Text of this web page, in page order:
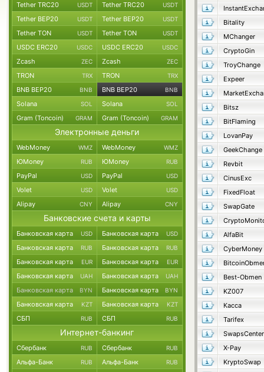
Bitality
MChanger
CryptoGin
TroyChange
Expeer
Bitsz
BitFlaming
LovanPay
GeekChange
Revbit
CinusExc
FixedFloat
SwapGate
AlfaBit
CyberMoney
Best-Obmen
KZ007
Касса
Tarifex
SwapsCenter
X-Pay
KryptoSwap
Tether TRC20 USDT Tether TRC20 USDT
Tether BEP20 USDT Tether BEP20 USDT
Tether TON USDT Tether TON USDT
USDC ERC20 USDC USDC ERC20 USDC
Zcash ZEC Zcash ZEC
TRON TRX TRON TRX
BNB BEP20 BNB BNB BEP20 BNB
Solana SOL Solana SOL
Gram (Toncoin) GRAM Gram (Toncoin) GRAM
Электронные деньги
WebMoney WMZ WebMoney WMZ
ЮMoney RUB ЮMoney RUB
PayPal USD PayPal USD
Volet USD Volet USD
Alipay CNY Alipay CNY
Банковские счета и карты
Банковская карта USD Банковская карта USD
Банковская карта RUB Банковская карта RUB
Банковская карта EUR Банковская карта EUR
Банковская карта UAH Банковская карта UAH
Банковская карта BYN Банковская карта BYN
Банковская карта KZT Банковская карта KZT
СБП RUB СБП RUB
Интернет-банкинг
Сбербанк RUB Сбербанк RUB
Альфа-Банк RUB Альфа-Банк RUB